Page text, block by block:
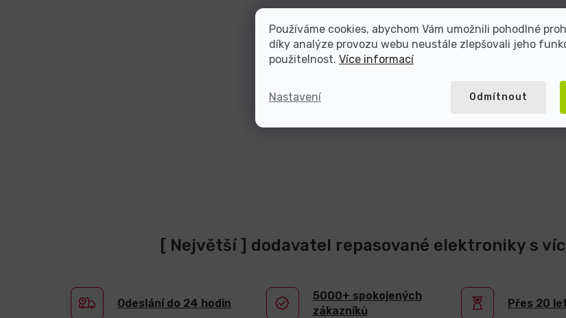
Používáme cookies, abychom Vám umožnili pohodlné
díky analýze provozu webu neustále zlepšovali jeho
použitelnost. Více informací
Nastavení Odmítnout
[ Největší ] dodavatel repasované elektroniky s
Odeslání do 24 hodin
5000+ spokojených
zákazníků
Přes 20